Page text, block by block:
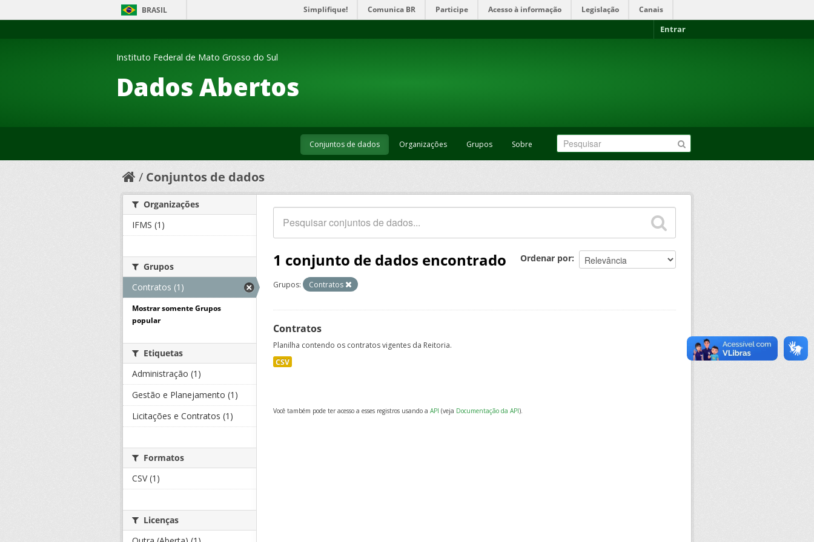
BRASIL Simplifique! Comunica BR Participe Acesso à informação Legislação Canais
Entrar
Dados Abertos
Instituto Federal de Mato Grosso do Sul
Conjuntos de dados Organizações Grupos Sobre
Conjuntos de dados
Ordenar por
1 conjunto de dados encontrado
Grupos: Contratos
Contratos
Planilha contendo os contratos vigentes da Reitoria.
CSV
Você também pode ter acesso a esses registros usando a API (veja Documentação da API).
Organizações
IFMS (1)
Grupos
Contratos (1)
Mostrar somente Grupos
popular
Etiquetas
Administração (1)
Gestão e Planejamento (1)
Licitações e Contratos (1)
Formatos
CSV (1)
Licenças